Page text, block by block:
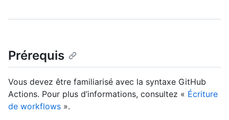
Prérequis
Vous devez être familiarisé avec la syntaxe GitHub
Actions. Pour plus d’informations, consultez « Écriture
de workflows ».